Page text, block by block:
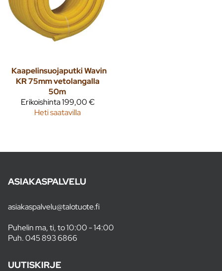
Kaapelinsuojaputki Wavin
KR 75mm vetolangalla
50m
Erikoishinta199,00 €
Heti saatavilla
ASIAKASPALVELU
asiakaspalvelu@talotuote.fi
Puhelin ma, ti, to 10:00 - 14:00
Puh.045 893 6866
UUTISKIRJE